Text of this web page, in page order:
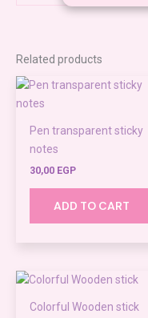
Related products
Pen transparent sticky
notes
30,00 EGP
ADD TO CART
Colorful Wooden stick